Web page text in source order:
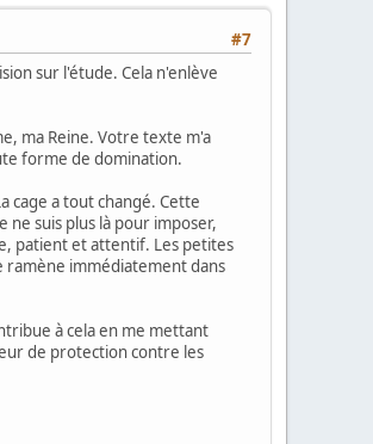
#7
sur l'étude. Cela n'enlève
ma Reine. Votre texte m'a
forme de domination.
cage a tout changé. Cette
suis plus là pour imposer,
patient et attentif. Les petites
ramène immédiatement dans
à cela en me mettant
de protection contre les